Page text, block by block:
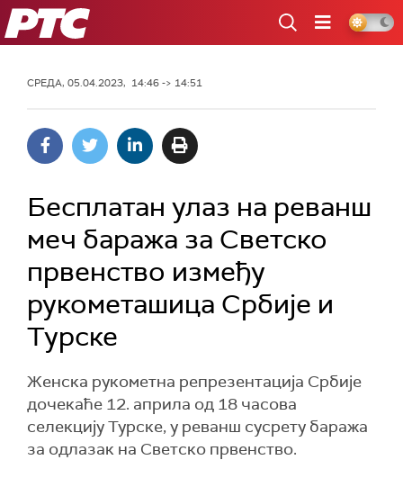
РТС
СРЕДА, 05.04.2023, 14:46 -> 14:51
Бесплатан улаз на реванш
меч баража за Светско
првенство између
рукометашица Србије и
Турске
Женска рукометна репрезентација Србије
дочекаће 12. априла од 18 часова
селекцију Турске, у реванш сусрету баража
за одлазак на Светско првенство.